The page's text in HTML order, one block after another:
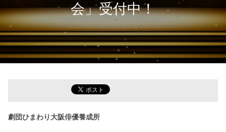
会」受付中！
劇団ひまわり大阪俳優養成所